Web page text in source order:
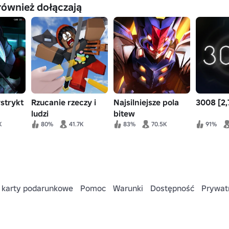
dołączają
Rzucanie rzeczy i
ludzi
80% 41.7K
Najsilniejsze pola
bitew
83% 70.5K
3008
91%
karty podarunkowe Pomoc Warunki Dostępność